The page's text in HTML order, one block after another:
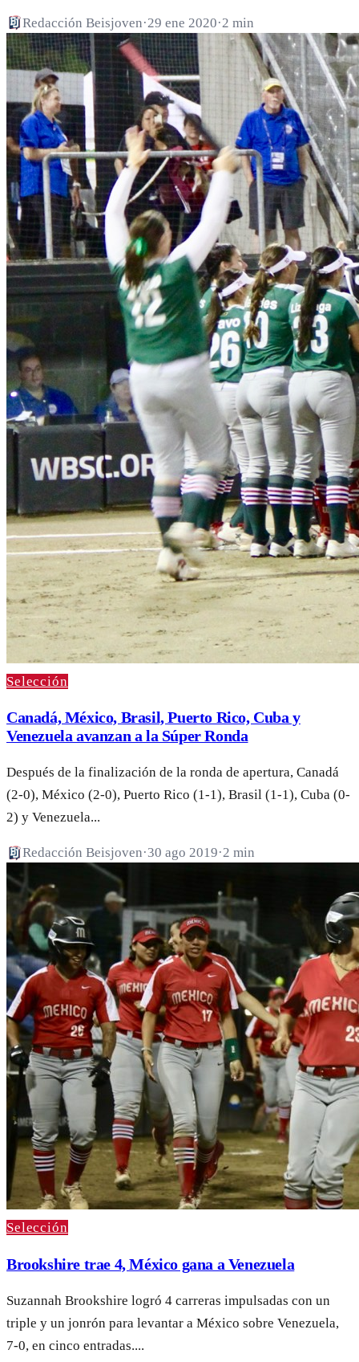
Redacción Beisjoven·29 ene 2020·2 min
Selección
Canadá, México, Brasil, Puerto Rico, Cuba y
Venezuela avanzan a la Súper Ronda
Después de la finalización de la ronda de apertura, Canadá
(2-0), México (2-0), Puerto Rico (1-1), Brasil (1-1), Cuba (0-
2) y Venezuela...
Redacción Beisjoven·30 ago 2019·2 min
Selección
Brookshire trae 4, México gana a Venezuela
Suzannah Brookshire logró 4 carreras impulsadas con un
triple y un jonrón para levantar a México sobre Venezuela,
7-0, en cinco entradas....